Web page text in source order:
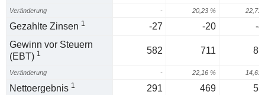
Veränderung - 20,23 % 22,71
Gezahlte Zinsen 1 -27 -20
-
Gewinn vor Steuern
(EBT) 1 582 711
Veränderung - 22,16 % 14,63
Nettoergebnis 1 291 469